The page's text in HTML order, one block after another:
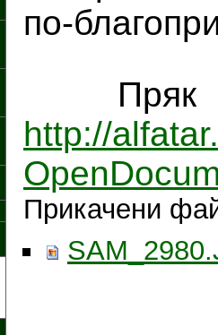
по-
Пряк
http://
Прикачени